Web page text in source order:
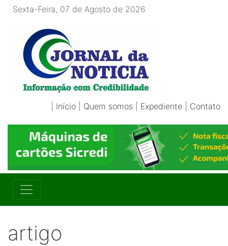
Sexta-Feira, 07 de Agosto de 2026
Início Quem somos Expediente Contato
artigo